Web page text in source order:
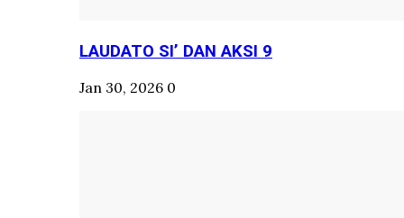
LAUDATO SI’ DAN AKSI 9
Jan 30, 2026 0